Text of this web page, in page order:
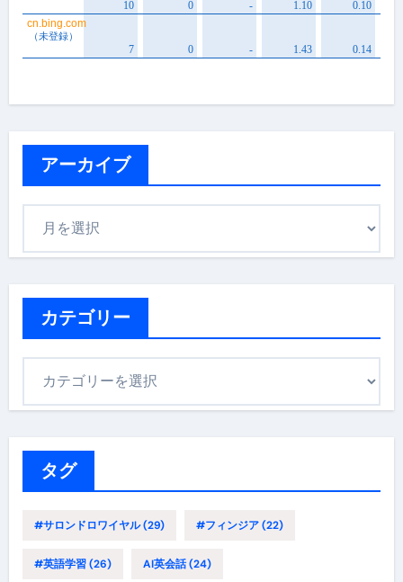
アーカイブ
カテゴリー
タグ
#サロンドロワイヤル(29) #フィンジア(22)
#英語学習(26) AI英会話(24)